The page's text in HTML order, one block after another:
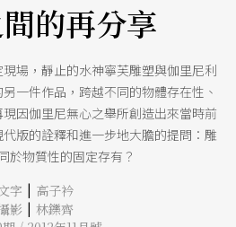
的再分享
場，靜止的水神寧芙雕塑與伽里尼利
一件作品，跨越不同的物體存在性、
因伽里尼無心之舉所創造出來當時前
版的詮釋和進一步地大膽的提問：雕
於物質性的固定存有？
字 | 高子衿
影 | 林鑠齊